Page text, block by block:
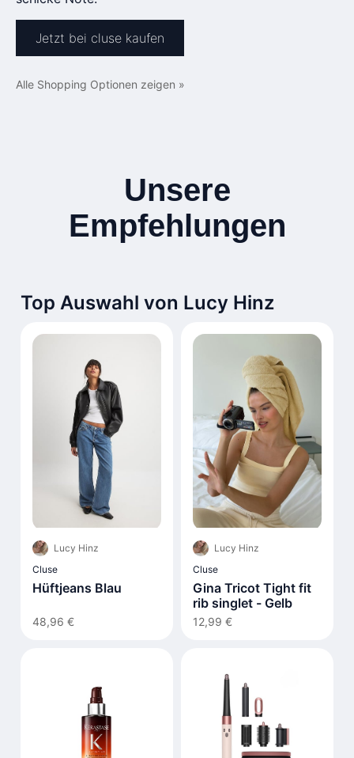
Jetzt bei cluse kaufen
Alle Shopping Optionen zeigen »
Unsere
Empfehlungen
Top Auswahl von Lucy Hinz
Lucy Hinz
Cluse
Hüftjeans Blau
48,96 €
Lucy Hinz
Cluse
Gina Tricot Tight fit
rib singlet - Gelb
12,99 €